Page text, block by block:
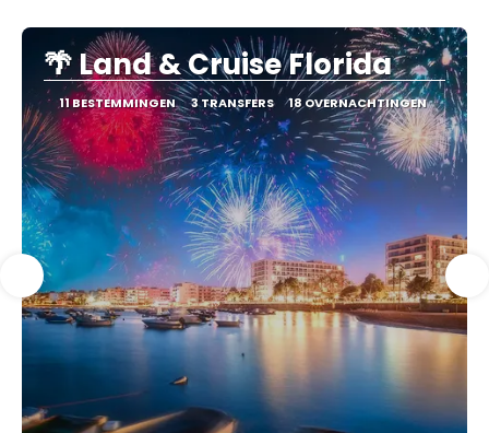
🌴 Land & Cruise Florida
11 BESTEMMINGEN 3 TRANSFERS 18 OVERNACHTINGEN